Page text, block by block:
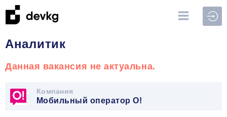
Аналитик
Данная вакансия не актуальна.
Компания
Мобильный оператор О!